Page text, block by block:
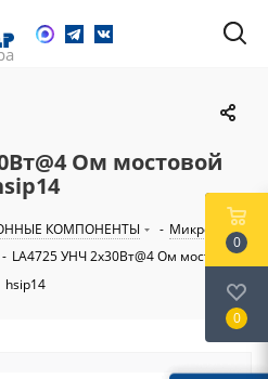
Ом мостовой
КОМПОНЕНТЫ - Микросхемы
- LA4725 УНЧ 2х30Вт@4 Ом мостовой
hsip14
0
0